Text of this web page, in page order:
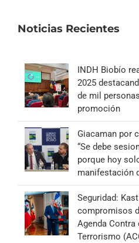
Noticias Recientes
INDH Biobío
2025
de mil
promoción
Giacaman por
“Se debe
porque hoy
manifestación
Seguridad:
compromisos
Agenda Contra
Terrorismo